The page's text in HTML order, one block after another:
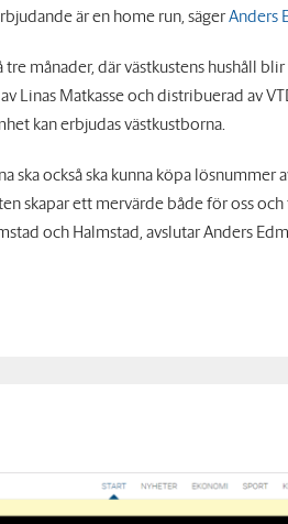
är en home run, sägerAnders
månader, där västkustens hushåll
Linas Matkasse och distribuerad av
kan erbjudas västkustborna.
ska också ska kunna köpa
skapar ett mervärde både för oss
och Halmstad, avslutar Anders